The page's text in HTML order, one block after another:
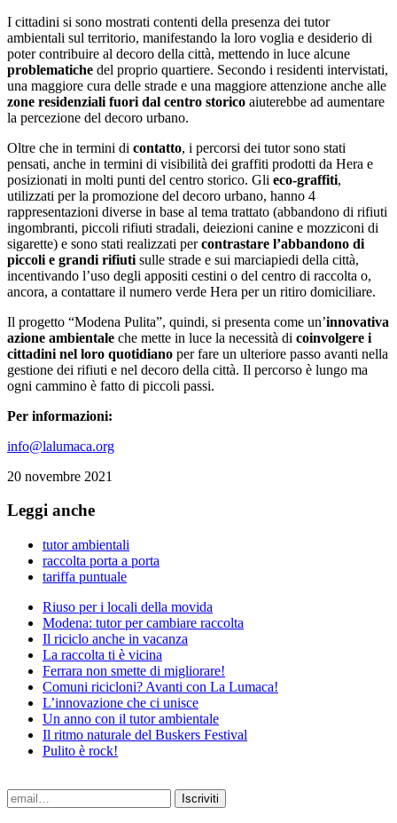
I cittadini si sono mostrati contenti della presenza dei tutor
ambientali sul territorio, manifestando la loro voglia e desiderio di
poter contribuire al decoro della città, mettendo in luce alcune
problematiche del proprio quartiere. Secondo i residenti intervistati,
una maggiore cura delle strade e una maggiore attenzione anche alle
zone residenziali fuori dal centro storico aiuterebbe ad aumentare
la percezione del decoro urbano.
Oltre che in termini di contatto, i percorsi dei tutor sono stati
pensati, anche in termini di visibilità dei graffiti prodotti da Hera e
posizionati in molti punti del centro storico. Gli eco-graffiti,
utilizzati per la promozione del decoro urbano, hanno 4
rappresentazioni diverse in base al tema trattato (abbandono di rifiuti
ingombranti, piccoli rifiuti stradali, deiezioni canine e mozziconi di
sigarette) e sono stati realizzati percontrastare l’abbandono di
piccoli e grandi rifiuti sulle strade e sui marciapiedi della città,
incentivando l’uso degli appositi cestini o del centro di raccolta o,
ancora, a contattare il numero verde Hera per un ritiro domiciliare.
Il progetto “Modena Pulita”, quindi, si presenta come un’innovativa
azione ambientale che mette in luce la necessità di coinvolgere i
cittadini nel loro quotidiano per fare un ulteriore passo avanti nella
gestione dei rifiuti e nel decoro della città. Il percorso è lungo ma
ogni cammino è fatto di piccoli passi.
Per informazioni:
info@lalumaca.org
20 novembre 2021
Leggi anche
tutor ambientali
raccolta porta a porta
tariffa puntuale
Riuso per i locali della movida
Modena: tutor per cambiare raccolta
Il riciclo anche in vacanza
La raccolta ti è vicina
Ferrara non smette di migliorare!
Comuni ricicloni? Avanti con La Lumaca!
L’innovazione che ci unisce
Un anno con il tutor ambientale
Il ritmo naturale del Buskers Festival
Pulito è rock!